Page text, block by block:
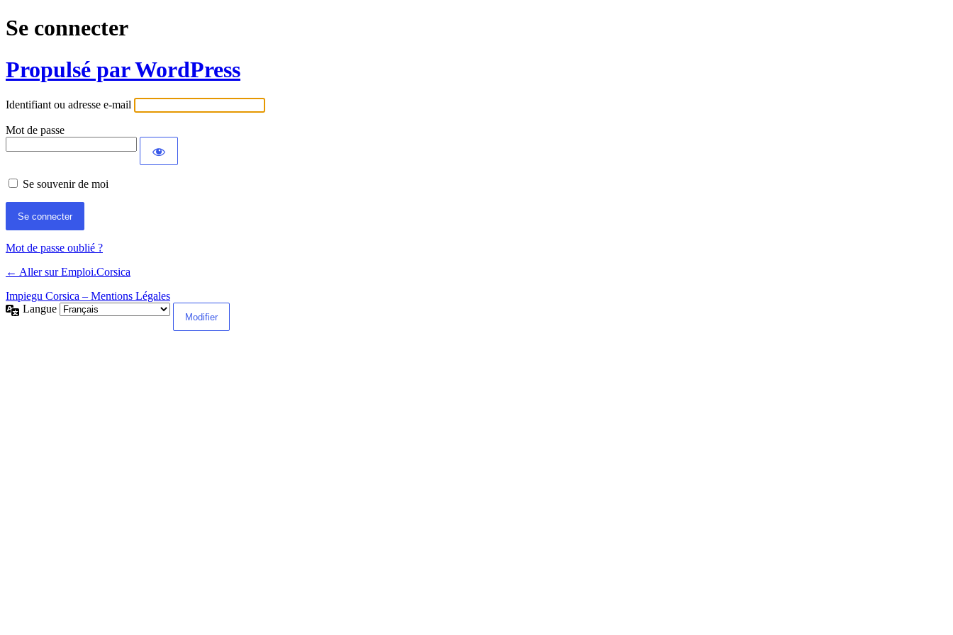
Se connecter
Propulsé par WordPress
Identifiant ou adresse e-mail
Mot de passe
Se souvenir de moi
Mot de passe oublié ?
← Aller sur Emploi.Corsica
Impiegu Corsica – Mentions Légales
Langue